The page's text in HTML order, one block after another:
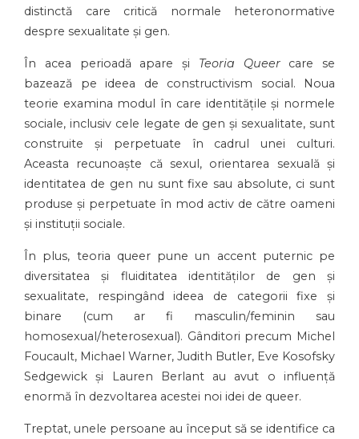
distinctă care critică normale heteronormative
despre sexualitate și gen.
În acea perioadă apare și Teoria Queercare se
bazează pe ideea de constructivism social. Noua
teorie examina modul în care identitățile și normele
sociale, inclusiv cele legate de gen și sexualitate, sunt
construite și perpetuate în cadrul unei culturi.
Aceasta recunoaște că sexul, orientarea sexuală și
identitatea de gen nu sunt fixe sau absolute, ci sunt
produse și perpetuate în mod activ de către oameni
și instituții sociale.
În plus, teoria queer pune un accent puternic pe
diversitatea și fluiditatea identităților de gen și
sexualitate, respingând ideea de categorii fixe și
binare (cum ar fi masculin/feminin sau
homosexual/heterosexual). Gânditori precum Michel
Foucault, Michael Warner, Judith Butler, Eve Kosofsky
Sedgewick și Lauren Berlant au avut o influență
enormă în dezvoltarea acestei noi idei de queer.
Treptat, unele persoane au început să se identifice ca